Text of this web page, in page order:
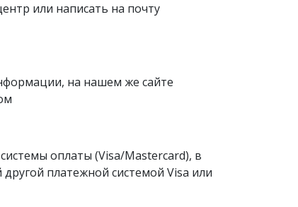
или написать на почту
на нашем же сайте
оплаты (Visa/Mastercard), в
платежной системой Visa или